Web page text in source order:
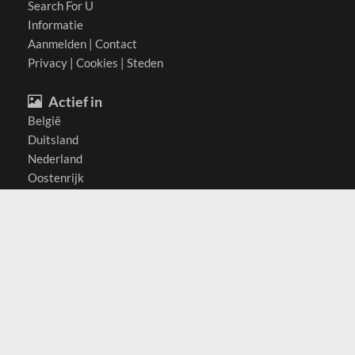
Search For U
Informatie
Aanmelden | Contact
Privacy | Cookies | Steden
Actief in
België
Duitsland
Nederland
Oostenrijk